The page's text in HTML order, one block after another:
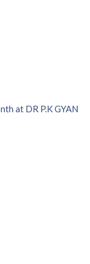
at DR P.K GYAN